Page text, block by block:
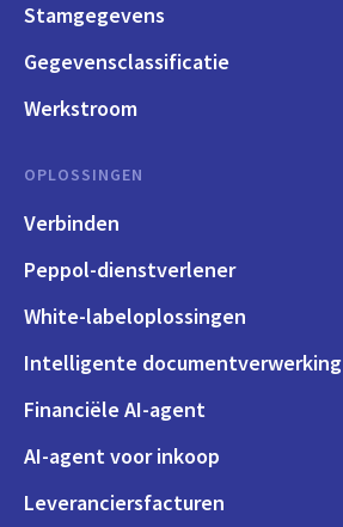
Stamgegevens
Gegevensclassificatie
Werkstroom
OPLOSSINGEN
Verbinden
Peppol-dienstverlener
White-labeloplossingen
Intelligente documentverwerking
Financiële AI-agent
AI-agent voor inkoop
Leveranciersfacturen